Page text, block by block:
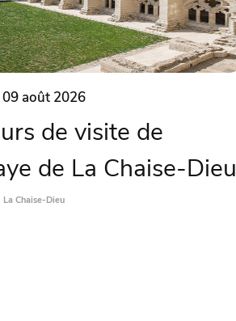
août 2026
de visite de
de La Chaise-Dieu
La Chaise-Dieu